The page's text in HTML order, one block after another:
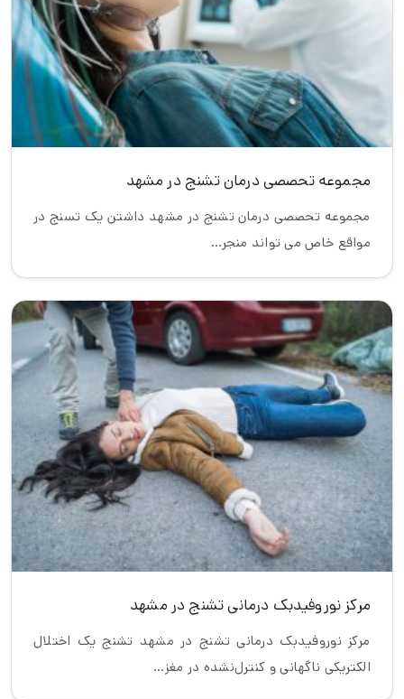
مجموعه تحصصی درمان تشنج در مشهد
مجموعه تحصصی درمان تشنج در مشهد داشتن یک تسنج در
مواقع خاص می تواند منجر…
مرکز نوروفیدبک درمانی تشنج در مشهد
مرکز نوروفیدبک درمانی تشنج در مشهد تشنج یک اختلال
الکتریکی ناگهانی و کنترل‌نشده در مغز…